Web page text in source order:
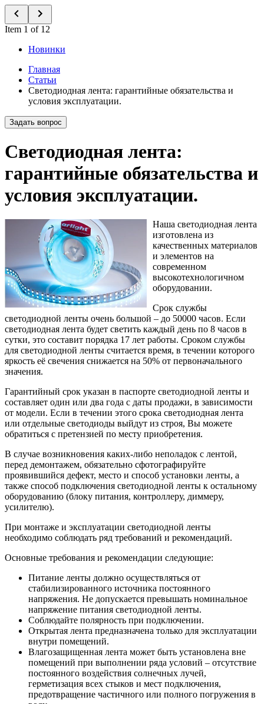
Item 1 of 12
Новинки
Главная
Статьи
Светодиодная лента: гарантийные обязательства и
условия эксплуатации.
Задать вопрос
Светодиодная лента:
гарантийные обязательства и
условия эксплуатации.
Наша светодиодная лента
изготовлена из
качественных материалов
и элементов на
современном
высокотехнологичном
оборудовании.
Срок службы
светодиодной ленты очень большой – до 50000 часов. Если
светодиодная лента будет светить каждый день по 8 часов в
сутки, это составит порядка 17 лет работы. Сроком службы
для светодиодной ленты считается время, в течении которого
яркость её свечения снижается на 50% от первоначального
значения.
Гарантийный срок указан в паспорте светодиодной ленты и
составляет один или два года с даты продажи, в зависимости
от модели. Если в течении этого срока светодиодная лента
или отдельные светодиоды выйдут из строя, Вы можете
обратиться с претензией по месту приобретения.
В случае возникновения каких-либо неполадок с лентой,
перед демонтажем, обязательно сфотографируйте
проявившийся дефект, место и способ установки ленты, а
также способ подключения светодиодной ленты к остальному
оборудованию (блоку питания, контроллеру, диммеру,
усилителю).
При монтаже и эксплуатации светодиодной ленты
необходимо соблюдать ряд требований и рекомендаций.
Основные требования и рекомендации следующие:
Питание ленты должно осуществляться от
стабилизированного источника постоянного
напряжения. Не допускается превышать номинальное
напряжение питания светодиодной ленты.
Соблюдайте полярность при подключении.
Открытая лента предназначена только для эксплуатации
внутри помещений.
Влагозащищенная лента может быть установлена вне
помещений при выполнении ряда условий – отсутствие
постоянного воздействия солнечных лучей,
герметизация всех стыков и мест подключения,
предотвращение частичного или полного погружения в